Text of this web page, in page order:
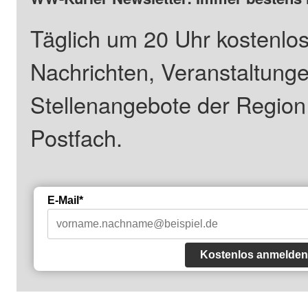
Täglich um 20 Uhr
Nachrichten,
Stellenangebote der
Postfach.
E-Mail*
Kostenlos anmelden